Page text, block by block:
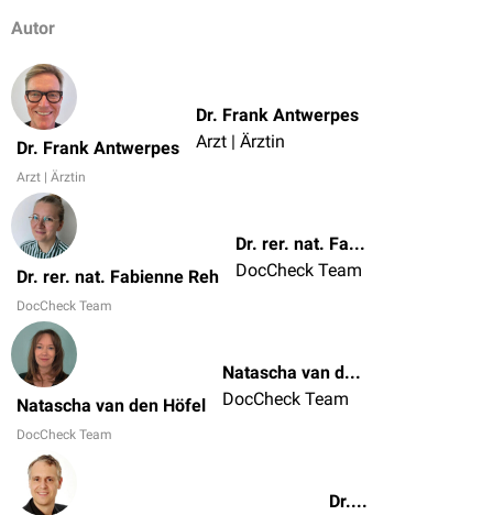
Autor
Dr. Frank Antwerpes
Arzt | Ärztin
Dr. Frank Antwerpes
Arzt | Ärztin
Dr. rer. nat. Fabienne Reh
DocCheck Team
Dr. rer. nat. Fabienne Reh
DocCheck Team
Natascha van den Höfel
DocCheck Team
Natascha van den Höfel
DocCheck Team
Dr. rer. nat. Maximilian Schuff